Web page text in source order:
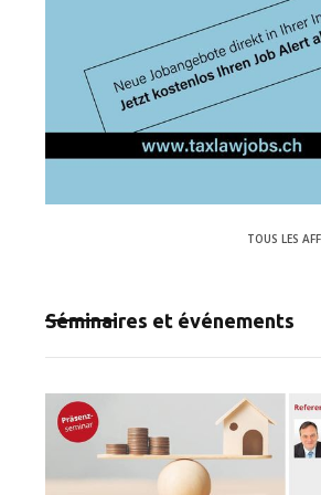
TOUS LES
Séminaires et événements